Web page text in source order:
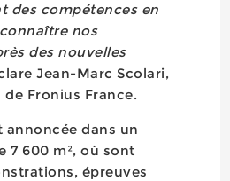
des compétences en
nos
des nouvelles
Jean-Marc Scolari,
Fronius France.
annoncée dans un
7 600 m², où sont
épreuves